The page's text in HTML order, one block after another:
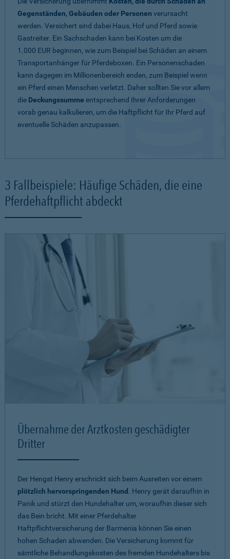
Gegenständen, Gebäuden oder Personen verursacht
werden. Versichert sind dabei Haus, Hof und Pferd sowie
Gastreiter. Ein Sachschaden kann bei Kosten um die
1.000 EUR beginnen, wie zum Beispiel bei Schäden an einem
Transportanhänger für Pferdeboxen. Ein Personenschaden
kann dagegen im Millionenbereich enden, zum Beispiel wenn
ein Pferd einen Menschen verletzt. Daher sollten Sie vor allem
die Deckungssumme entsprechend Ihrer Anforderungen
vorab genau kalkulieren, um die Haftpflicht für Ihr Pferd auf
eventuelle Schäden anzupassen.
3 Fallbeispiele: Häufige Schäden, die eine
Pferdehaftpflicht abdeckt
Übernahme der Arztkosten geschädigter
Dritter
Der Hengst Henry erschrickt sich beim Ausreiten vor einem
plötzlich hervorspringenden Hund . Henry gerät daraufhin in
Panik und stürzt den Hundehalter um, woraufhin dieser sich
das Bein bricht. Mit einer Pferdehalter
Haftpflichtversicherung der Barmenia können Sie einen
hohen Schaden abwenden. Die Versicherung kommt für
sämtliche Behandlungskosten des fremden Hundehalters bis